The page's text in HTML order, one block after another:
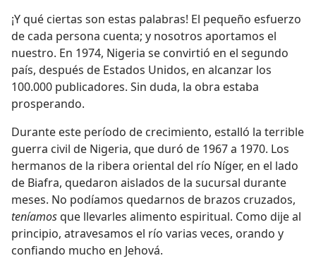
¡Y qué ciertas son estas palabras! El pequeño esfuerzo
de cada persona cuenta; y nosotros aportamos el
nuestro. En 1974, Nigeria se convirtió en el segundo
país, después de Estados Unidos, en alcanzar los
100.000 publicadores. Sin duda, la obra estaba
prosperando.
Durante este período de crecimiento, estalló la terrible
guerra civil de Nigeria, que duró de 1967 a 1970. Los
hermanos de la ribera oriental del río Níger, en el lado
de Biafra, quedaron aislados de la sucursal durante
meses. No podíamos quedarnos de brazos cruzados,
teníamosque llevarles alimento espiritual. Como dije al
principio, atravesamos el río varias veces, orando y
confiando mucho en Jehová.